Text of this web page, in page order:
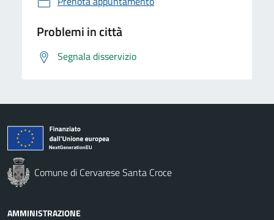
Problemi in città
Segnala disservizio
Comune di Cervarese Santa Croce
AMMINISTRAZIONE